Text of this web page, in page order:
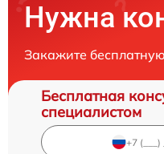
Нужна
Закажите
Бесплатная
специалистом